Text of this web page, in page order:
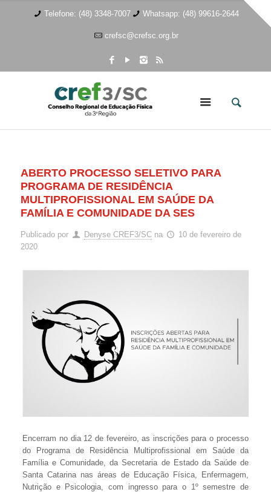
Telefone: (48) 3348-7007 Whatsapp: (48) 99616-2644
crefsc@crefsc.org.br
ABERTO PROCESSO SELETIVO PARA
PROGRAMA DE RESIDÊNCIA
MULTIPROFISSIONAL EM SAÚDE DA
FAMÍLIA E COMUNIDADE DA SES
Publicado por Denyse CREF3/SC na
10 de fevereiro de
2020
Encerram no dia 12 de fevereiro, as inscrições para o processo
do Programa de Residência Multiprofissional em Saúde da
Família e Comunidade, da Secretaria de Estado da Saúde de
Santa Catarina nas áreas de Educação Física, Enfermagem,
Nutrição e Psicologia, com ingresso para o 1º semestre de